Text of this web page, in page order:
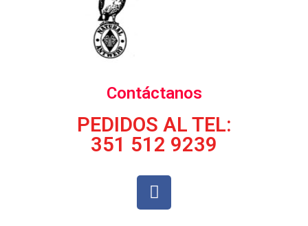
Contáctanos
PEDIDOS AL TEL:
351 512 9239